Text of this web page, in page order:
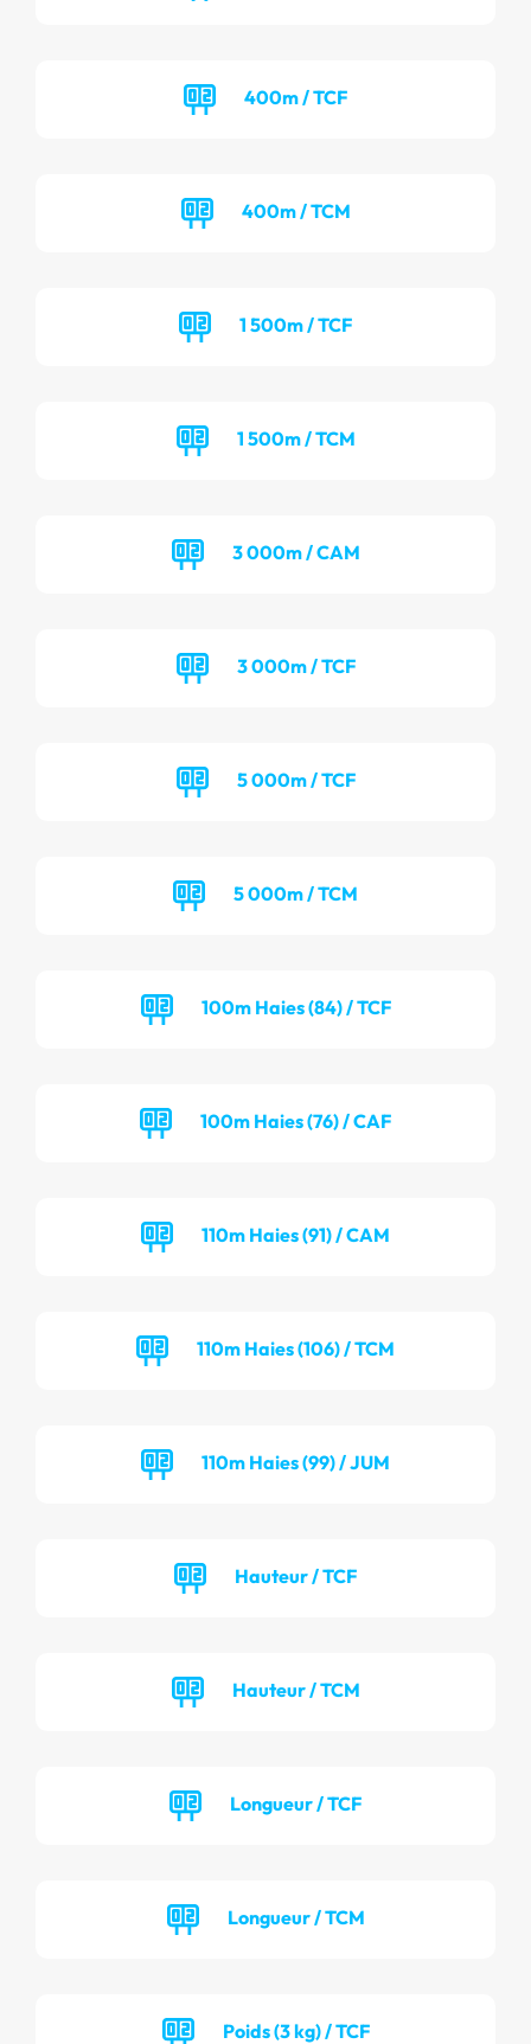
400m / TCF
400m / TCM
1 500m / TCF
1 500m / TCM
3 000m / CAM
3 000m / TCF
5 000m / TCF
5 000m / TCM
100m Haies (84) / TCF
100m Haies (76) / CAF
110m Haies (91) / CAM
110m Haies (106) / TCM
110m Haies (99) / JUM
Hauteur / TCF
Hauteur / TCM
Longueur / TCF
Longueur / TCM
Poids (3 kg) / TCF